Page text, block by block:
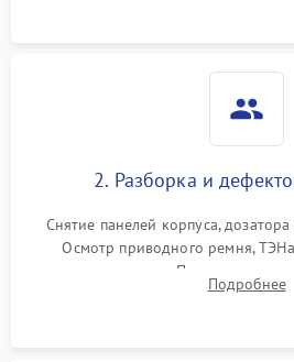
2. Разборка и
Снятие панелей корпуса,
Осмотр приводного ремня,
амортизаторов. Проверка
крестовины на износ, аПодробнее